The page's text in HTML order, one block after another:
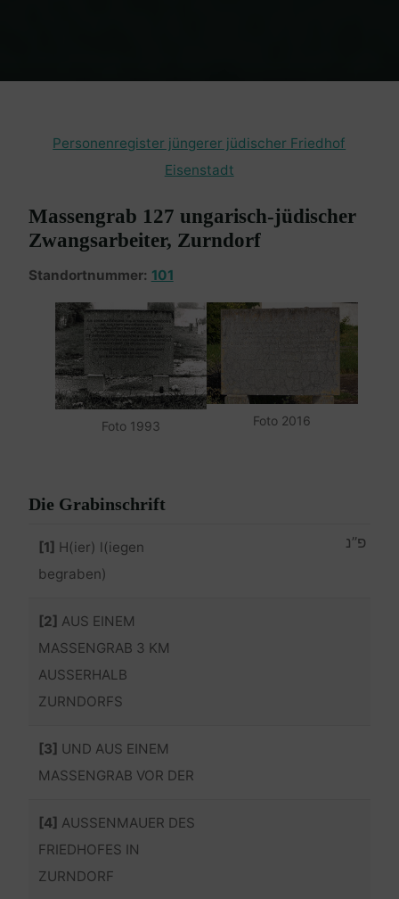
Personenregister jüngerer jüdischer Friedhof
Eisenstadt
Massengrab 127 ungarisch-jüdischer
Zwangsarbeiter, Zurndorf
Standortnummer: 101
Foto 1993 Foto 2016
Die Grabinschrift
[1] H(ier) l(iegen
begraben)
פ”נ
[2] AUS EINEM
MASSENGRAB 3 KM
AUSSERHALB
ZURNDORFS
[3] UND AUS EINEM
MASSENGRAB VOR DER
[4] AUSSENMAUER DES
FRIEDHOFES IN
ZURNDORF